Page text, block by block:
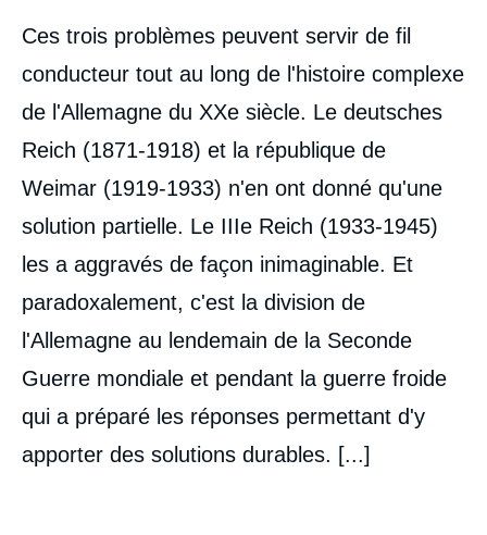
Ces trois problèmes peuvent servir de fil
conducteur tout au long de l'histoire complexe
de l'Allemagne du XXe siècle. Le deutsches
Reich (1871-1918) et la république de
Weimar (1919-1933) n'en ont donné qu'une
solution partielle. Le IIIe Reich (1933-1945)
les a aggravés de façon inimaginable. Et
paradoxalement, c'est la division de
l'Allemagne au lendemain de la Seconde
Guerre mondiale et pendant la guerre froide
qui a préparé les réponses permettant d'y
apporter des solutions durables. [...]
la
Michael MERTES, « Les questions
allemandes au XXe siècle : identité,
étrangère, Articles, Ifri, 29 novembre 2000.